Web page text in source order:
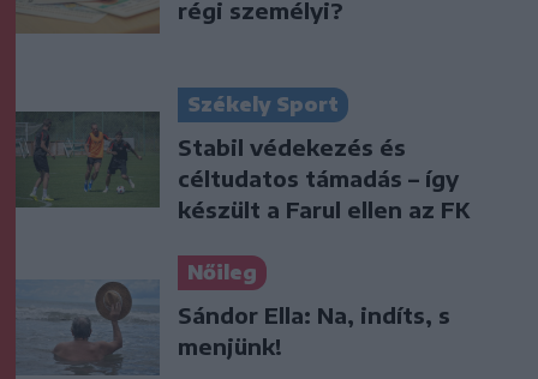
régi személyi?
Székely Sport
Stabil védekezés és
céltudatos támadás – így
készült a Farul ellen az FK
Nőileg
Sándor Ella: Na, indíts, s
menjünk!